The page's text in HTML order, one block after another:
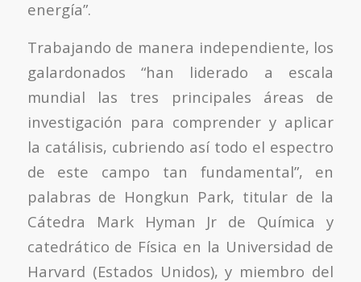
energía”.
Trabajando de manera independiente, los
galardonados “han liderado a escala
mundial las tres principales áreas de
investigación para comprender y aplicar
la catálisis, cubriendo así todo el espectro
de este campo tan fundamental”, en
palabras de Hongkun Park, titular de la
Cátedra Mark Hyman Jr de Química y
catedrático de Física en la Universidad de
Harvard (Estados Unidos), y miembro del